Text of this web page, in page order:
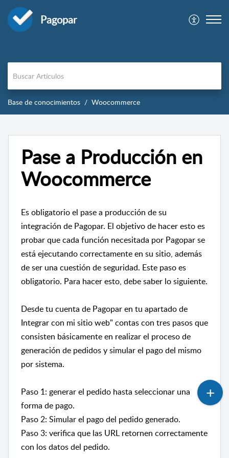
Pagopar
Base de conocimientos Woocommerce
Pase a Producción en
Woocommerce
Es obligatorio el pase a producción de su
integración de Pagopar. El objetivo de hacer esto es
probar que cada función necesitada por Pagopar se
está ejecutando correctamente en su sitio, además
de ser una cuestión de seguridad. Este paso es
obligatorio. Para hacer esto, debe saber lo siguiente.
Desde tu cuenta de Pagopar en tu apartado de
Integrar con mi sitio web" contas con tres pasos que
consisten básicamente en realizar el proceso de
generación de pedidos y simular el pago del mismo
por sistema.
Paso 1: generar el pedido hasta seleccionar una
forma de pago.
Paso 2: Simular el pago del pedido generado.
Paso 3: verifica que las URL retornen correctamente
con los datos del pedido.